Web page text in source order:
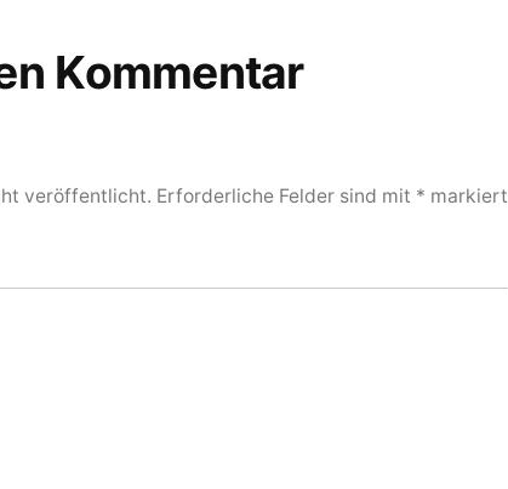
Kommentar
veröffentlicht. Erforderliche Felder sind mit * markiert